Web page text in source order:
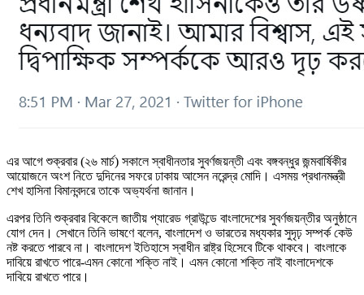
এর আগে শুক্রবার (২৬ মার্চ) সকালে স্বাধীনতার সুবর্ণজয়ন্তী এবং বঙ্গবন্ধুর জন্মবার্ষিকীর
আয়োজনে অংশ নিতে দুদিনের সফরে ঢাকায় আসেন নরেন্দ্র মোদি। এসময় প্রধানমন্ত্রী
শেখ হাসিনা বিমানবন্দরে তাকে অভ্যর্থনা জানান।
এরপর তিনি শুক্রবার বিকেলে জাতীয় প্যারেড গ্রাউন্ডে বাংলাদেশের সুবর্ণজয়ন্তীর অনুষ্ঠানে
যোগ দেন। সেখানে তিনি ভাষণে বলেন, বাংলাদেশ ও ভারতের মধ্যকার সুদৃঢ় সম্পর্ক কেউ
নষ্ট করতে পারবে না। বাংলাদেশ ইতিহাসে স্বাধীন রাষ্ট্র হিসেবে টিকে থাকবে। বাংলাকে
দাবিয়ে রাখতে পারে-এমন কোনো শক্তি নাই। এমন কোনো শক্তি নাই বাংলাদেশকে
দাবিয়ে রাখতে পারে।